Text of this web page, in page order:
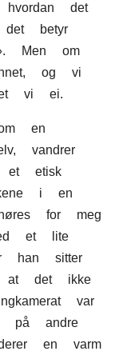
det
betyr
Men om
og vi
vi ei.
en
vandrer
et etisk
i en
for meg
et lite
han sitter
at det ikke
var
på andre
en varm